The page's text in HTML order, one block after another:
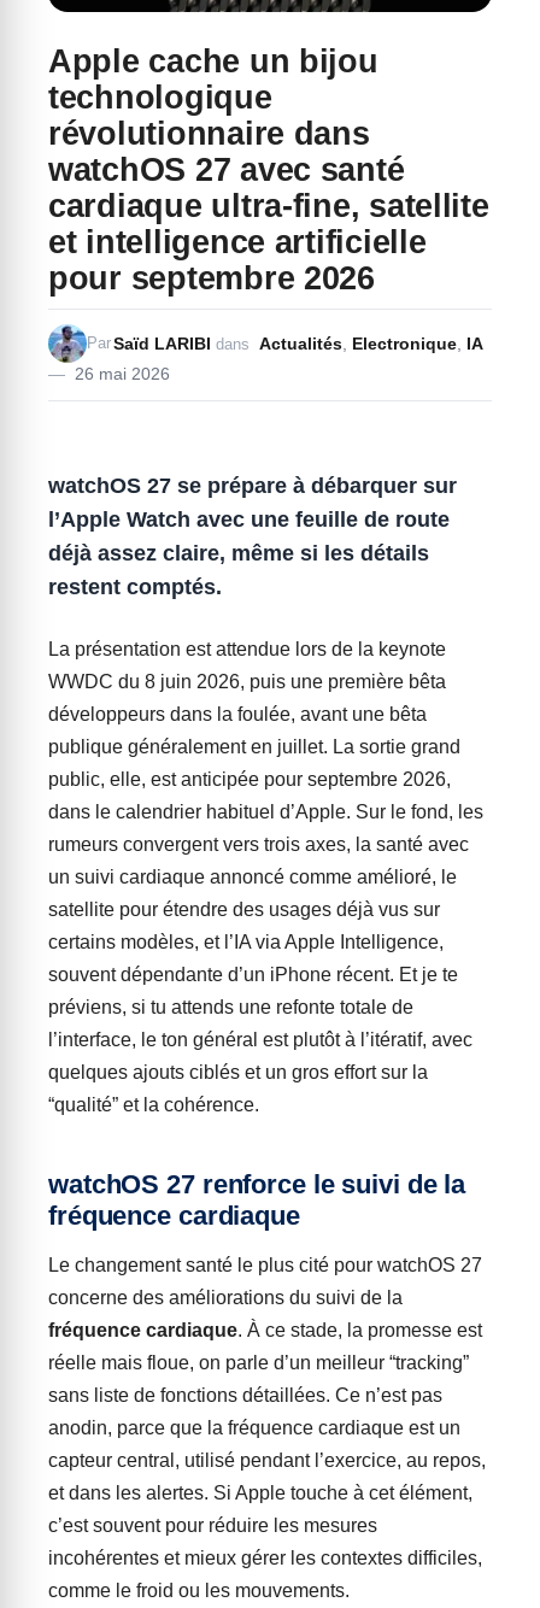
Apple cache un bijou
technologique
révolutionnaire dans
watchOS 27 avec santé
cardiaque ultra-fine, satellite
et intelligence artificielle
pour septembre 2026
26 mai 2026
ParSaïd LARIBI dans Actualités Electronique IA
watchOS 27 se prépare à débarquer sur
l’Apple Watch avec une feuille de route
déjà assez claire, même si les détails
restent comptés.
La présentation est attendue lors de la keynote
WWDC du 8 juin 2026, puis une première bêta
développeurs dans la foulée, avant une bêta
publique généralement en juillet. La sortie grand
public, elle, est anticipée pour septembre 2026,
dans le calendrier habituel d’Apple. Sur le fond, les
rumeurs convergent vers trois axes, la santé avec
un suivi cardiaque annoncé comme amélioré, le
satellite pour étendre des usages déjà vus sur
certains modèles, et l’IA via Apple Intelligence,
souvent dépendante d’un iPhone récent. Et je te
préviens, si tu attends une refonte totale de
l’interface, le ton général est plutôt à l’itératif, avec
quelques ajouts ciblés et un gros effort sur la
“qualité” et la cohérence.
watchOS 27 renforce le suivi de la
fréquence cardiaque
Le changement santé le plus cité pour watchOS 27
concerne des améliorations du suivi de la
fréquence cardiaque. À ce stade, la promesse est
réelle mais floue, on parle d’un meilleur “tracking”
sans liste de fonctions détaillées. Ce n’est pas
anodin, parce que la fréquence cardiaque est un
capteur central, utilisé pendant l’exercice, au repos,
et dans les alertes. Si Apple touche à cet élément,
c’est souvent pour réduire les mesures
incohérentes et mieux gérer les contextes difficiles,
comme le froid ou les mouvements.